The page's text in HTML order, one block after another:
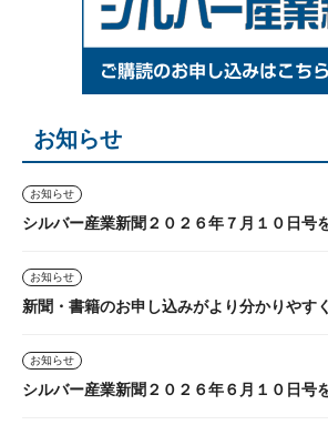
お知らせ
お知らせ
シルバー産業新聞２０２６年７月１０日号
お知らせ
新聞・書籍のお申し込みがより分かりやす
お知らせ
シルバー産業新聞２０２６年６月１０日号